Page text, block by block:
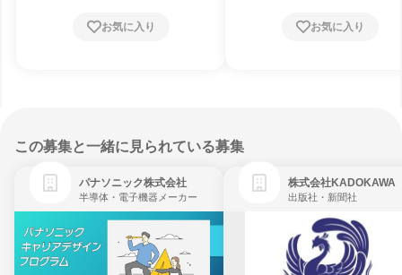
お気に入り お気に入り
この募集と一緒に見られている募集
パナソニック株式会社
半導体・電子機器メーカー
株式会社KADOKAWA
出版社・新聞社